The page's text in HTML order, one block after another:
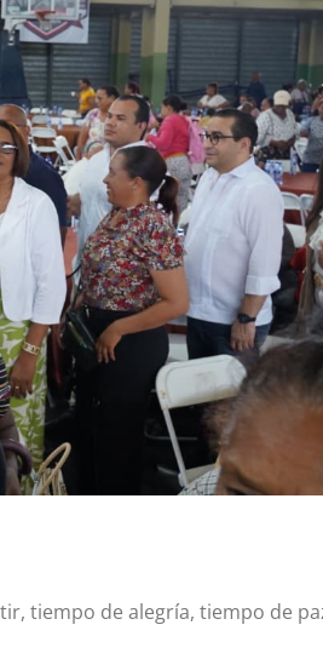
tiempo de alegría, tiempo de